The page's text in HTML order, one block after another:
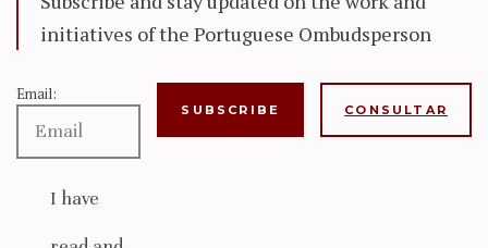
initiatives of the Portuguese Ombudsperson
Email:
I have
CONSULTAR